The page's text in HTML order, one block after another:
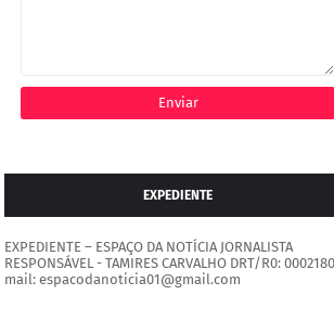
EXPEDIENTE
EXPEDIENTE – ESPAÇO DA NOTÍCIA JORNALISTA
RESPONSÁVEL - TAMIRES CARVALHO DRT/R0:
mail: espacodanoticia01@gmail.com